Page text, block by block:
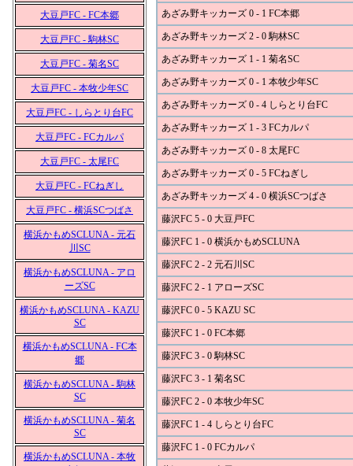
大豆戸FC - FC本郷
大豆戸FC - 駒林SC
大豆戸FC - 菊名SC
大豆戸FC - 本牧少年SC
大豆戸FC - しらとり台FC
大豆戸FC - FCカルパ
大豆戸FC - 太尾FC
大豆戸FC - FCねぎし
大豆戸FC - 横浜SCつばさ
横浜かもめSCLUNA - 元石
川SC
横浜かもめSCLUNA - アロ
ーズSC
横浜かもめSCLUNA - KAZU
SC
横浜かもめSCLUNA - FC本
郷
横浜かもめSCLUNA - 駒林
SC
横浜かもめSCLUNA - 菊名
SC
横浜かもめSCLUNA - 本牧
あざみ野キッカーズ 0 - 1 FC本郷
あざみ野キッカーズ 2 - 0 駒林SC
あざみ野キッカーズ 1 - 1 菊名SC
あざみ野キッカーズ 0 - 1 本牧少年SC
あざみ野キッカーズ 0 - 4 しらとり台FC
あざみ野キッカーズ 1 - 3 FCカルパ
あざみ野キッカーズ 0 - 8 太尾FC
あざみ野キッカーズ 0 - 5 FCねぎし
あざみ野キッカーズ 4 - 0 横浜SCつばさ
藤沢FC 5 - 0 大豆戸FC
藤沢FC 1 - 0 横浜かもめSCLUNA
藤沢FC 2 - 2 元石川SC
藤沢FC 2 - 1 アローズSC
藤沢FC 0 - 5 KAZU SC
藤沢FC 1 - 0 FC本郷
藤沢FC 3 - 0 駒林SC
藤沢FC 3 - 1 菊名SC
藤沢FC 2 - 0 本牧少年SC
藤沢FC 1 - 4 しらとり台FC
藤沢FC 1 - 0 FCカルパ